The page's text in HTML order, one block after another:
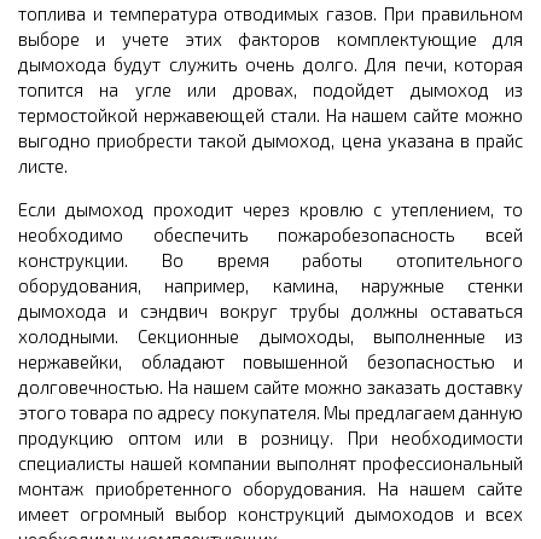
топлива и температура отводимых газов. При правильном
выборе и учете этих факторов комплектующие для
дымохода будут служить очень долго. Для печи, которая
топится на угле или дровах, подойдет дымоход из
термостойкой нержавеющей стали. На нашем сайте можно
выгодно приобрести такой дымоход, цена указана в прайс
листе.
Если дымоход проходит через кровлю с утеплением, то
необходимо обеспечить пожаробезопасность всей
конструкции. Во время работы отопительного
оборудования, например, камина, наружные стенки
дымохода и сэндвич вокруг трубы должны оставаться
холодными. Секционные дымоходы, выполненные из
нержавейки, обладают повышенной безопасностью и
долговечностью. На нашем сайте можно заказать доставку
этого товара по адресу покупателя. Мы предлагаем данную
продукцию оптом или в розницу. При необходимости
специалисты нашей компании выполнят профессиональный
монтаж приобретенного оборудования. На нашем сайте
имеет огромный выбор конструкций дымоходов и всех